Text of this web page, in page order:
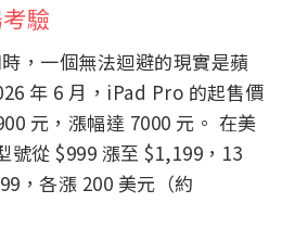
驗
，一個無法迴避的現實是蘋
年 6 月，iPad Pro 的起售價
元，漲幅達 7000 元。 在美
號從 $999 漲至 $1,199，13
，各漲 200 美元（約